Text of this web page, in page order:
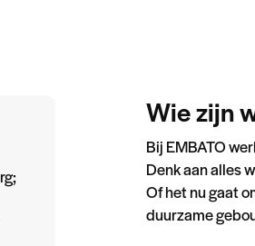
Wie zijn
Bij EMBATO
Denk aan alles
Of het nu gaat
duurzame